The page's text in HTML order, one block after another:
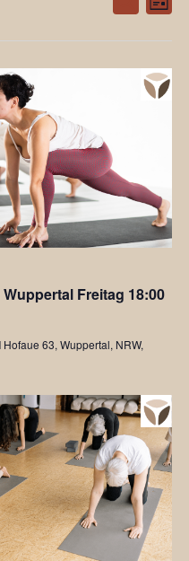
Suche
Ansichten,
Liste
Freitag 18:00
Hofaue 63, Wuppertal, NRW,